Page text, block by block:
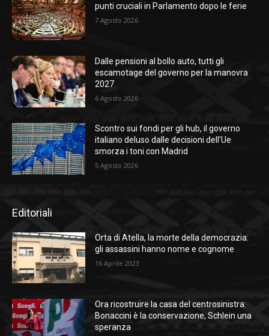
punti cruciali in Parlamento dopo le ferie
7 Agosto 2026
Dalle pensioni al bollo auto, tutti gli
escamotage del governo per la manovra
2027
6 Agosto 2026
Scontro sui fondi per gli hub, il governo
italiano deluso dalle decisioni dell’Ue
smorza i toni con Madrid
5 Agosto 2026
Editoriali
Orta di Atella, la morte della democrazia:
gli assassini hanno nome e cognome
16 Aprile 2023
Ora ricostruire la casa del centrosinistra:
Bonaccini è la conservazione, Schlein una
speranza